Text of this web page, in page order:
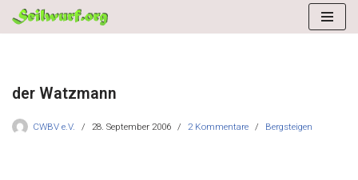
der Watzmann
CWBV e.V. 28. September 2006 2 Kommentare Bergsteigen